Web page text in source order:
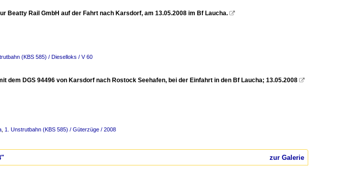
Beatty Rail GmbH auf der Fahrt nach Karsdorf, am 13.05.2008 im Bf Laucha. 
(KBS 585) / Dieselloks / V 60
dem DGS 94496 von Karsdorf nach Rostock Seehafen, bei der Einfahrt in den Bf Laucha; 13.05.2008 
1. Unstrutbahn (KBS 585) / Güterzüge / 2008
zur Galerie